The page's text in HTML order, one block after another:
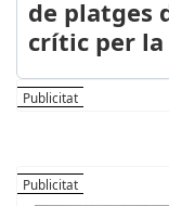
de platges
crític per la